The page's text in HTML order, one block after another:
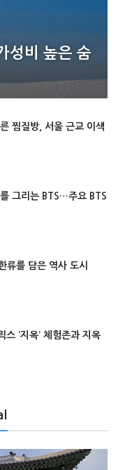
성비 높은 숨
찜질방, 서울 근교 이색
그리는 BTS…주요 BTS
류를 담은 역사 도시
‘지옥’ 체험존과 지옥